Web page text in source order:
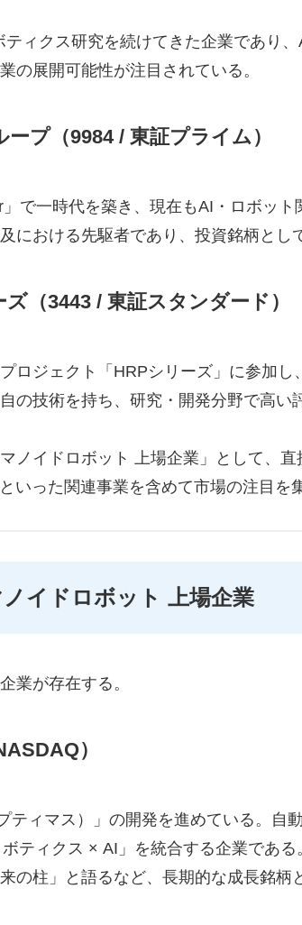
ィクス研究を続けてきた企業であり
の展開可能性が注目されている。
プ（9984 / 東証プライム）
で一時代を築き、現在もAI・ロボット
における先駆者であり、投資銘柄とし
（3443 / 東証スタンダード）
ロジェクト「HRPシリーズ」に参加し
の技術を持ち、研究・開発分野で高い
ノイドロボット 上場企業」として、直
いった関連事業を含めて市場の注目を
イドロボット 上場企業
業が存在する。
）
ティマス）」の開発を進めている。自
ティクス × AI」を統合する企業であ
の柱」と語るなど、長期的な成長銘柄